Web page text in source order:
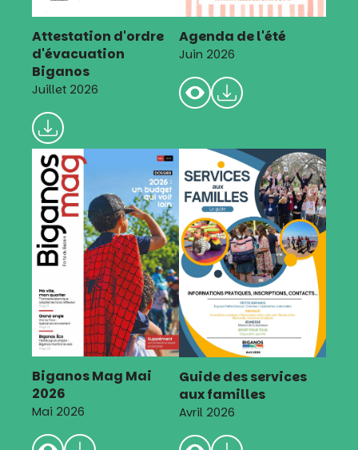
Attestation d'ordre
d'évacuation
Biganos
Juillet 2026
Agenda de l'été
Juin 2026
Biganos Mag Mai
2026
Mai 2026
Guide des services
aux familles
Avril 2026